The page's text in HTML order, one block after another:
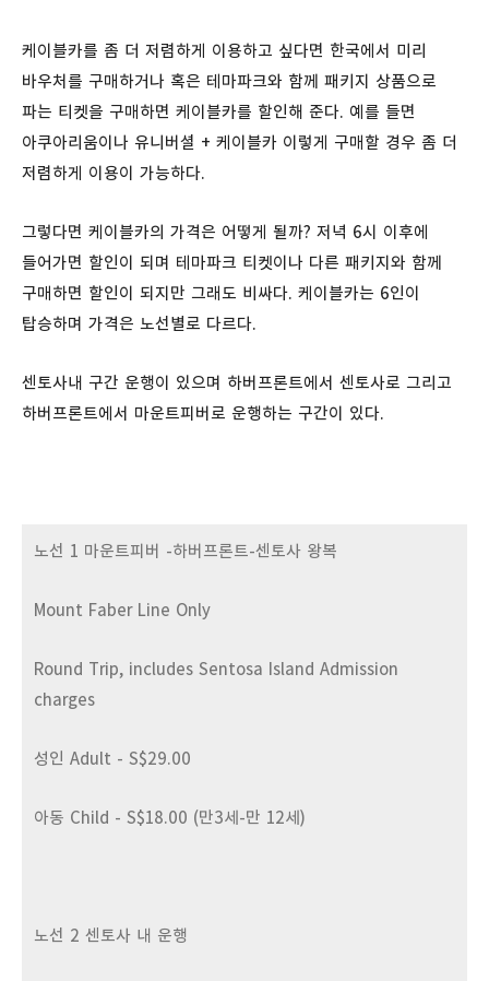
케이블카를 좀 더 저렴하게 이용하고 싶다면 한국에서 미리
바우처를 구매하거나 혹은 테마파크와 함께 패키지 상품으로
파는 티켓을 구매하면 케이블카를 할인해 준다. 예를 들면
아쿠아리움이나 유니버셜 + 케이블카 이렇게 구매할 경우 좀 더
저렴하게 이용이 가능하다.
그렇다면 케이블카의 가격은 어떻게 될까? 저녁 6시 이후에
들어가면 할인이 되며 테마파크 티켓이나 다른 패키지와 함께
구매하면 할인이 되지만 그래도 비싸다. 케이블카는 6인이
탑승하며 가격은 노선별로 다르다.
센토사내 구간 운행이 있으며 하버프론트에서 센토사로 그리고
하버프론트에서 마운트피버로 운행하는 구간이 있다.
노선 1 마운트피 버 -하버프론트-센토사 왕복
Mount Faber Line Only
Round Trip, includes Sentosa Island Admission
charges
성인 Adult - S$29.00
아동 Child - S$18.00 (만3세-만 12세)
노선 2 센토사 내 운행